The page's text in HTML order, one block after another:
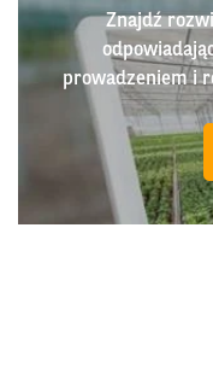
Znajdź
prowadzeniem i